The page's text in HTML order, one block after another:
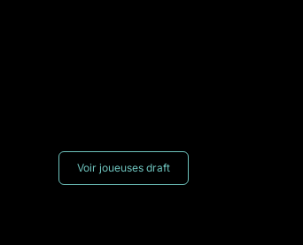
Voir joueuses draft